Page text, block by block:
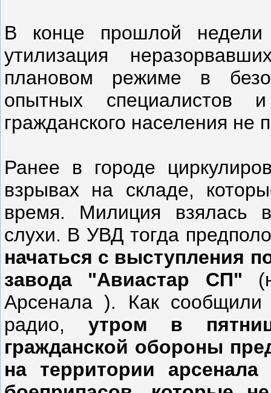
В конце прошлой недели
утилизация
плановом режиме в
опытных специалистов
гражданского населения не
Ранее в городе
взрывах на складе,
время. Милиция взялась
слухи. В УВД тогда
начаться с выступления
завода "Авиастар СП"
Арсенала ). Как сообщили
радио, утром в
гражданской обороны
на территории